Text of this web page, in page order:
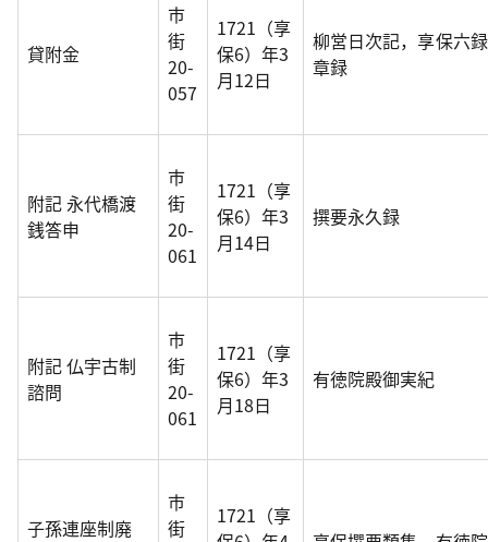
貸附金
市
街
20-
057
1721（享
保6）年3
月12日
柳営日次記，享保六
章録
附記 永代橋渡
銭答申
市
街
20-
061
1721（享
保6）年3
月14日
撰要永久録
附記 仏宇古制
諮問
市
街
20-
061
1721（享
保6）年3
月18日
有徳院殿御実紀
子孫連座制廃
市
街
1721（享